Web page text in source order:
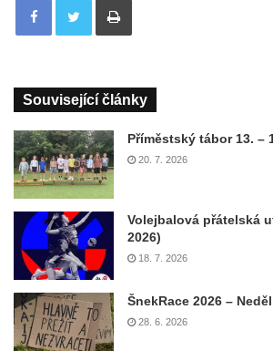
Související články
Příměstský tábor 13. –
20. 7. 2026
Volejbalová přátelská
2026)
18. 7. 2026
ŠnekRace 2026 –
28. 6. 2026